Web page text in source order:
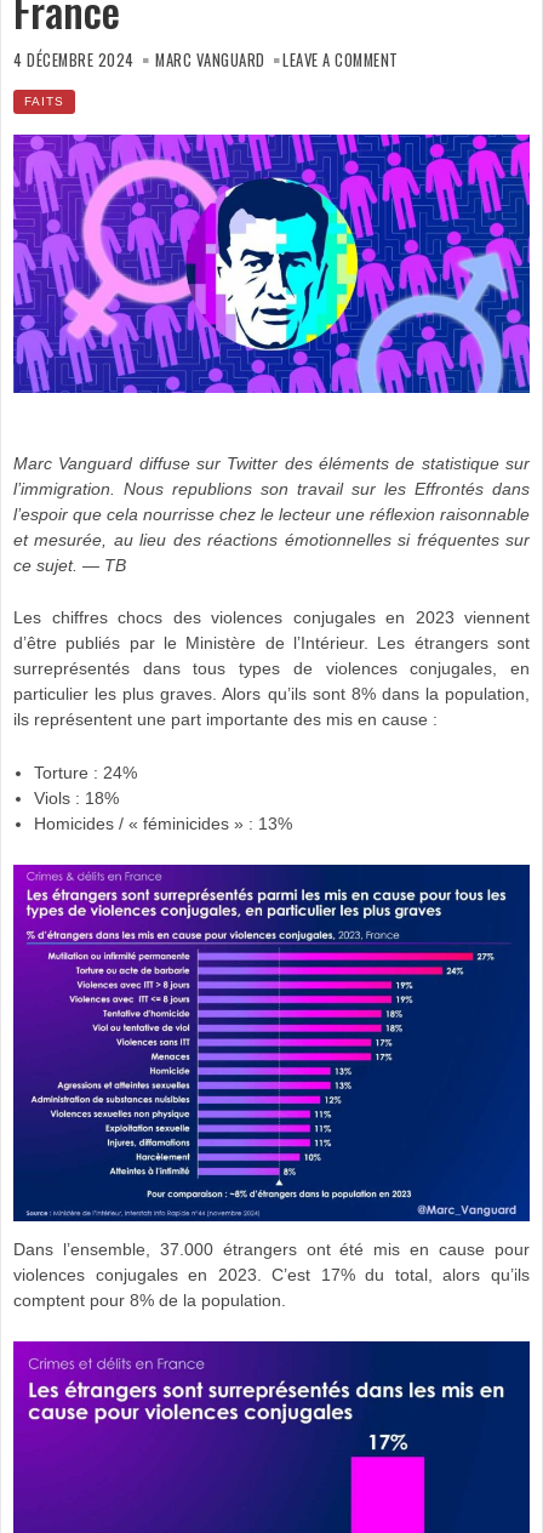
4 DÉCEMBRE 2024 MARC VANGUARD LEAVE A COMMENT
FAITS
Marc Vanguard diffuse sur Twitter des éléments de statistique sur
l’immigration. Nous republions son travail sur les Effrontés dans
l’espoir que cela nourrisse chez le lecteur une réflexion raisonnable
et mesurée, au lieu des réactions émotionnelles si fréquentes sur
ce sujet. — TB
Les chiffres chocs des violences conjugales en 2023 viennent
d’être publiés par le Ministère de l’Intérieur. Les étrangers sont
surreprésentés dans tous types de violences conjugales, en
particulier les plus graves. Alors qu’ils sont 8% dans la population,
ils représentent une part importante des mis en cause :
Torture : 24%
Viols : 18%
Homicides / « féminicides » : 13%
Dans l’ensemble, 37.000 étrangers ont été mis en cause pour
violences conjugales en 2023. C’est 17% du total, alors qu’ils
comptent pour 8% de la population.